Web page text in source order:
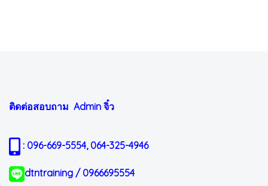
ติดต่อสอบถาม Admin จิ๋ว
: 096-669-5554, 064-325-4946
dtntraining / 0966695554